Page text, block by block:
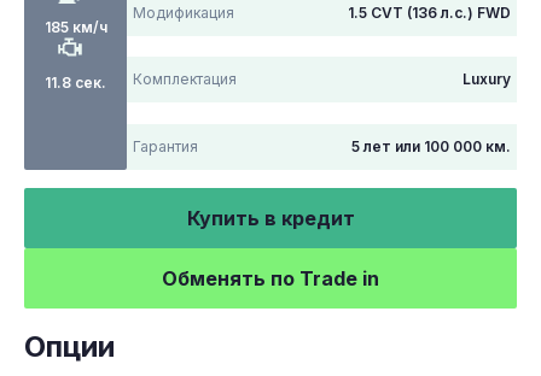
185 км/ч
11.8 сек.
Модификация 1.5 CVT (136 л.с.) FWD
Комплектация Luxury
Гарантия 5 лет или 100 000 км.
Купить в кредит
Обменять по Trade in
Опции